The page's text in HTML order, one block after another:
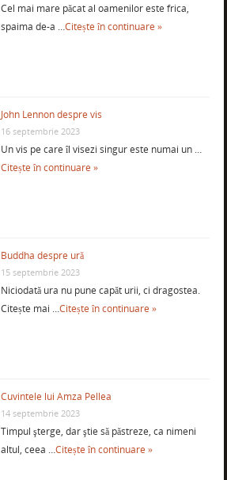
Cel mai mare păcat al oamenilor este frica,
spaima de-a …Citește în continuare »
John Lennon despre vis
16 septembrie 2023
Un vis pe care îl visezi singur este numai un …
Citește în continuare »
Buddha despre ură
15 septembrie 2023
Niciodată ura nu pune capăt urii, ci dragostea.
Citește mai …Citește în continuare »
Cuvintele lui Amza Pellea
14 septembrie 2023
Timpul şterge, dar ştie să păstreze, ca nimeni
altul, ceea …Citește în continuare »